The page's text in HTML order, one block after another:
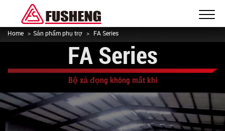
FA Series
Bộ xả đọng không mất khí
Home Sản phẩm phụ trợ FA Series